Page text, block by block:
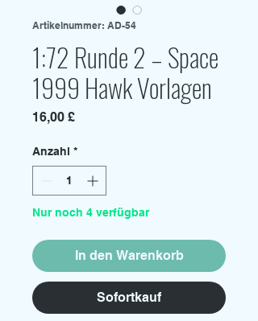
Artikelnummer: AD-54
1:72 Runde 2 – Space
1999 Hawk Vorlagen
16,00 £Preis
Anzahl *
Nur noch 4 verfügbar
In den Warenkorb
Sofortkauf